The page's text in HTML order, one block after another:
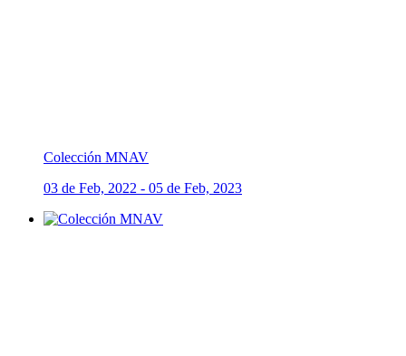
Colección MNAV
03 de Feb, 2022 - 05 de Feb, 2023